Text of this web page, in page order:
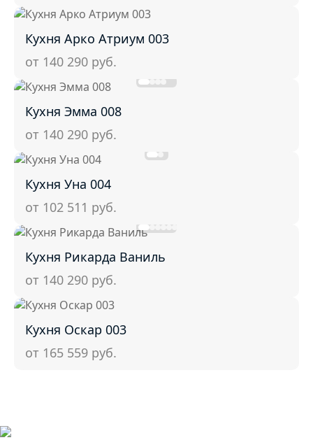
Кухня Арко Атриум 003
от 140 290 руб.
Кухня Эмма 008
от 140 290 руб.
Кухня Уна 004
от 102 511 руб.
Кухня Рикарда Ваниль
от 140 290 руб.
Кухня Оскар 003
от 165 559 руб.